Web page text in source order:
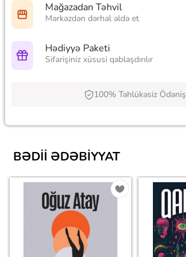
Mağazadan Təhvil
Mərkəzdən dərhal əldə et
Hədiyyə Paketi
Sifarişiniz xüsusi qablaşdırılır
100% Təhlükəsiz Ödəniş
BƏDII ƏDƏBIYYAT